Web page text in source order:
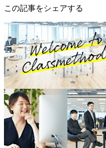
この記事をシェアする